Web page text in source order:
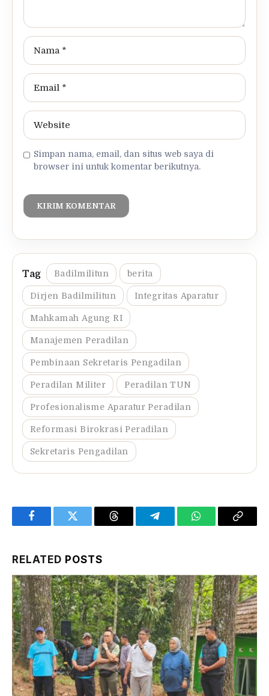
Simpan nama, email, dan situs web saya di
browser ini untuk komentar berikutnya.
Badilmilitun berita
Dirjen Badilmilitun Integritas Aparatur
Mahkamah Agung RI
Manajemen Peradilan
Pembinaan Sekretaris Pengadilan
Peradilan Militer Peradilan TUN
Profesionalisme Aparatur Peradilan
Reformasi Birokrasi Peradilan
Sekretaris Pengadilan
FacebookTwitter Threads TelegramWhatsAppCopy
RELATED POSTS